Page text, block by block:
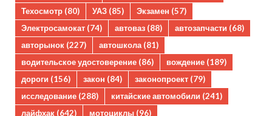
Техосмотр (80) УАЗ (85) Экзамен (57)
Электросамокат (74) автоваз (88) автозапчасти (68)
авторынок (227) автошкола(81)
водительское удостоверение (86) вождение (189)
дороги (156) закон (84) законопроект (79)
исследование (288) китайские автомобили (241)
лайфхак (642) мотоциклы (96)